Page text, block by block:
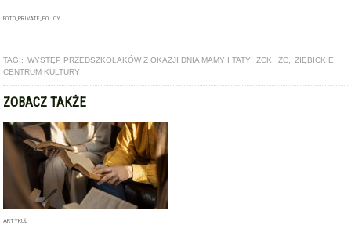
FOTO_PRIVATE_POLICY
TAGI: WYSTĘP PRZEDSZKOLAKÓW Z OKAZJI DNIA MAMY I TATY ZCK ZC
ZIĘBICKIE
CENTRUM KULTURY
ZOBACZ TAKŻE
ARTYKUŁ